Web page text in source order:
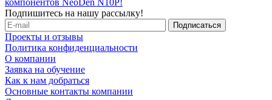
компонентов NeoDen N10P!
Подпишитесь на нашу рассылку!
Проекты и отзывы
Политика конфиденциальности
О компании
Заявка на обучение
Как к нам добраться
Основные контакты компании